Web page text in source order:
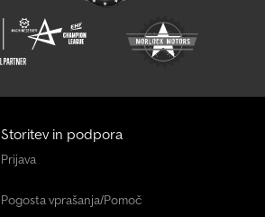
Storitev in podpora
Prijava
Pogosta vprašanja/Pomoč